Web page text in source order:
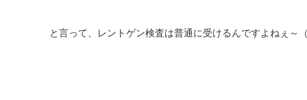
と言って、レントゲン検査は普通に受けるんですよねぇ～